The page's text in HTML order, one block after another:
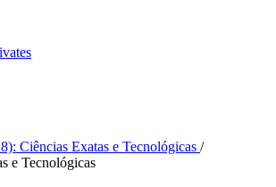
Ciências Exatas e Tecnológicas /
e Tecnológicas